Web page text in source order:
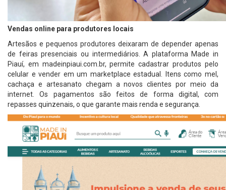
Vendas online para produtores locais
Artesãos e pequenos produtores deixaram de depender apenas
de feiras presenciais ou intermediários. A plataforma Made in
Piauí, em madeinpiaui.com.br, permite cadastrar produtos pelo
celular e vender em um marketplace estadual. Itens como mel,
cachaça e artesanato chegam a novos clientes por meio da
internet. Os pagamentos são feitos de forma digital, com
repasses quinzenais, o que garante mais renda e segurança.